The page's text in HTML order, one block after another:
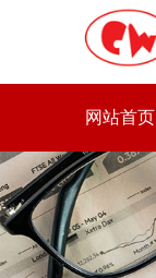
网站首页